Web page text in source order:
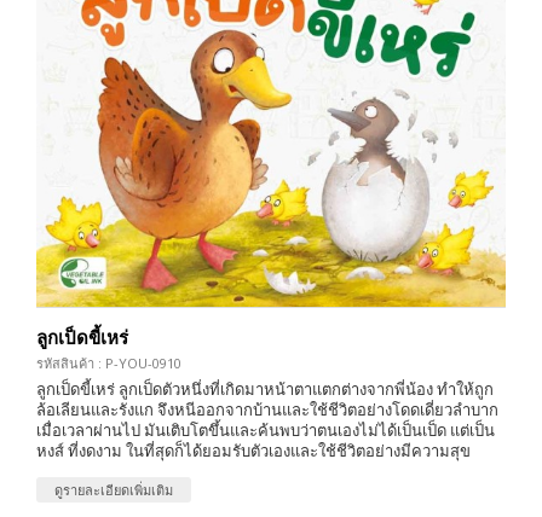
ลูกเป็ดขี้เหร่
รหัสสินค้า : P-YOU-0910
ลูกเป็ดขี้เหร่ ลูกเป็ดตัวหนึ่งที่เกิดมาหน้าตาแตกต่างจากพี่น้อง ทำให้ถูก
ล้อเลียนและรังแก จึงหนีออกจากบ้านและใช้ชีวิตอย่างโดดเดี่ยวลำบาก
เมื่อเวลาผ่านไป มันเติบโตขึ้นและค้นพบว่าตนเองไม่ได้เป็นเป็ด แต่เป็น
หงส์ ที่งดงาม ในที่สุดก็ได้ยอมรับตัวเองและใช้ชีวิตอย่างมีความสุข
ดูรายละเอียดเพิ่มเติม